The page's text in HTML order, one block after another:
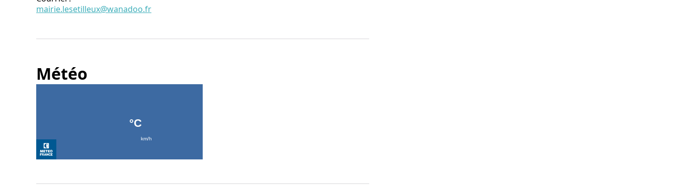
mairie.lesetilleux@wanadoo.fr
Météo